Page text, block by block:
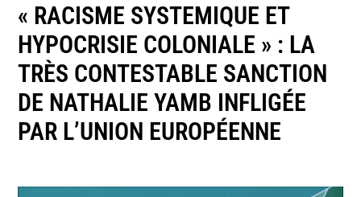
« RACISME SYSTEMIQUE ET
HYPOCRISIE COLONIALE » : LA
TRÈS CONTESTABLE SANCTION
DE NATHALIE YAMB INFLIGÉE
PAR L’UNION EUROPÉENNE